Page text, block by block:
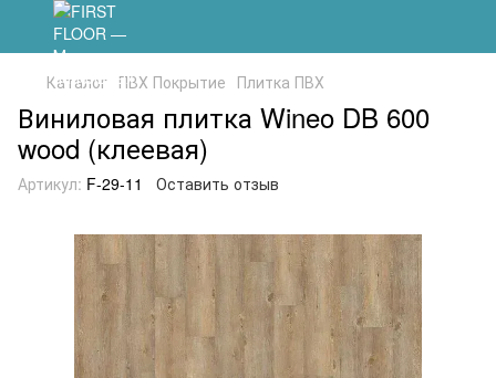
Каталог ПВХ Покрытие Плитка ПВХ
Виниловая плитка Wineo DB 600
wood (клеевая)
Артикул: F-29-11 Оставить отзыв